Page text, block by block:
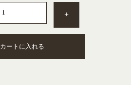
+
カートに入れる